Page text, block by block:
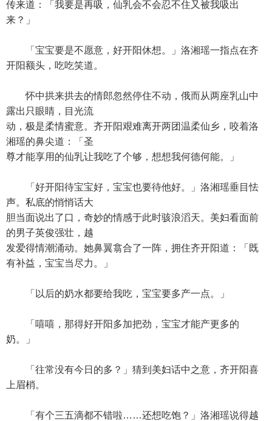
传来道：「我要是再吸，仙乳会不会忍不住又被我吸出
来？」
「宝宝要是不愿意，好开阳休想。」洛湘瑶一指点在齐
开阳额头，吃吃笑道。
怀中拱来拱去的情郎忽然停住不动，俄而从两座乳山中
露出只眼睛，目光流
动，极是柔情蜜意。齐开阳艰难离开两团温柔仙乡，咬着洛
湘瑶的鼻尖道：「圣
尊才能享用的仙乳让我吃了个够，想想我何德何能。」
「好开阳待宝宝好，宝宝也要待他好。」洛湘瑶垂目怯
声。私底的悄悄话大
胆当面说出了口，奇妙的情感于此时骇浪滔天。美妇看面前
的男子英俊强壮，越
发爱得情潮涌动。她鼻翼翕合了一阵，拥住齐开阳道：「既
有补益，宝宝当尽力。」
「以后的奶水都要给我吃，宝宝要多产一点。」
「嘻嘻，那得好开阳多加把劲，宝宝才能产更多的
奶。」
「往常没有今日的多？」猜到美妇话中之意，齐开阳喜
上眉梢。
「有个三五滴都不错啦……还想吃饱？」洛湘瑶说得越